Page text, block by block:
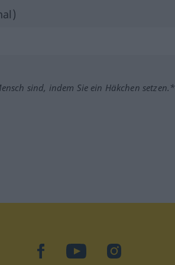
sind, indem Sie ein Häkchen setzen.*
facebookYouTubeInstagram